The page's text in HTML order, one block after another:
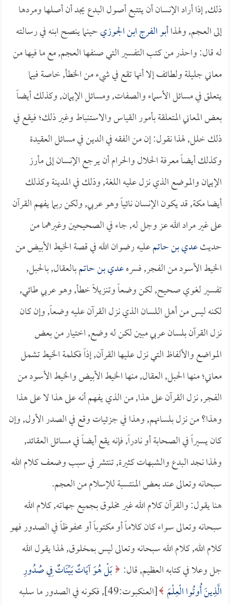
ذلك, إذا أراد الإنسان أن يتتبع أصول البدع يجد أن أصلها ومردها
إلى العجم, ولهذاأبو الفرج ابن الجوزيحينما ينصح ابنه في رسالته
له قال: واحذر من كتب التفسير التي صنفها العجم, مع ما فيها من
معاني جليلة ولطائف إلا أنها تقع في شيء من الخطأ, خاصة فيما
يتعلق في مسائل الأسماء والصفات, ومسائل الإيمان, وكذلك أيضاً
بعض المعاني المتعلقة بأمور القياس والاستنباط وغير ذلك؛ فيقع في
ذلك خلل, لهذا نقول: إن من الفقه في الدين في مسائل العقيدة
وكذلك أيضاً معرفة الحلال والحرام أن يرجع الإنسان إلى مأرز
الإيمان والموضع الذي نزل عليه اللغة, وذلك في المدينة وكذلك
أيضا مكة, قد يكون الإنسان نائياً وهو عربي, ولكن ربما يفهم القرآن
على غير مراد الله عز وجل له, جاء في الصحيحين وغيرهما من
حديثعدي بن حاتمعليه رضوان الله في قصة الخيط الأبيض من
الخيط الأسود من الفجر, فسرهعدي بن حاتمبالعقال, بالحبل,
تفسير لغوي صحيح, لكن وضعاً وتنزيلاً خطأ, وهو عربي طائي,
لكنه ليس من أهل اللسان الذي نزل القرآن عليه وضعاً, وإن كان
نزل القرآن بلسان عربي مبين لكن له وضع, اختيار من بعض
المواضع والألفاظ التي نزل عليها القرآن, إذاً فكلمة الخيط تشمل
معاني؛ منها الحبل, العقال, منها الخيط الأبيض والخيط الأسود من
الفجر, نزل القرآن على هذا, من الذي يفهم أنه على هذا لا على هذا
وهذا؟ من نزل بلسانهم, وهذا في جزئيات وقع في الصدر الأول, وإن
كان يسيراً في الصحابة أو نادراً, فإنه يقع أيضاً في مسائل العقائد,
ولهذا نجد البدع والشبهات كثيرة, تنتشر في سبب وضعف كلام الله
سبحانه وتعالى عند بعض المنتسبة للإسلام من العجم.
هنا يقول: والقرآن كلام الله غير مخلوق بجميع جهاته, كلام الله
سبحانه وتعالى سواء كان كلاماً أو مكتوباً أو محفوظاً في الصدور فهو
كلام الله, كلام الله سبحانه وتعالى ليس بمخلوق, لهذا يقول الله
جل وعلا في كتابه العظيم, قال: بَلْ هُوَ آيَاتٌ بَيِّنَاتٌ فِي صُدُورِ
الَّذِينَ أُوتُوا الْعِلْمَ
[العنكبوت:49], فكونه في الصدور ما سلبه